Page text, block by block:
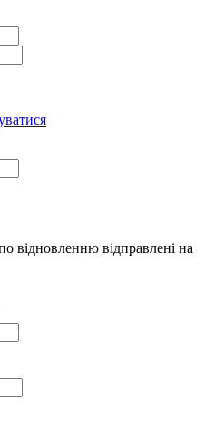
відновленню відправлені на